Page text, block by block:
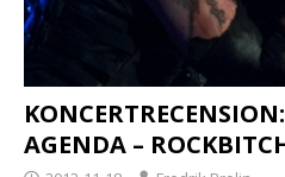
AGENDA –